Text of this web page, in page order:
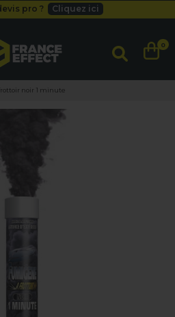
pro ?
Cliquez ici
pro ? Cliquez ici
gratuite dès 49
0
noir 1 minute